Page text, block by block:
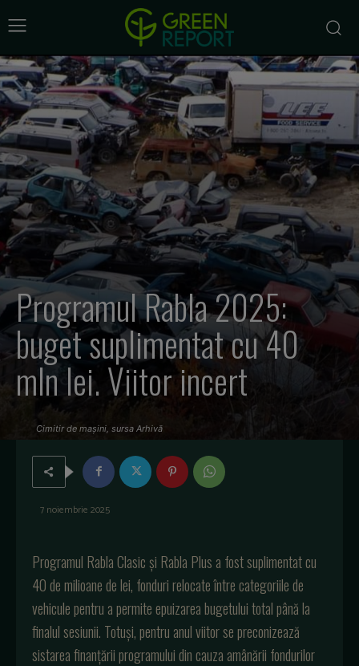
Programul Rabla 2025:
buget suplimentat cu 40
mln lei. Viitor incert
Cimitir de mașini, sursa Arhivă
7 noiembrie 2025
Programul Rabla Clasic și Rabla Plus a fost suplimentat cu
40 de milioane de lei, fonduri relocate între categoriile de
vehicule pentru a permite epuizarea bugetului total până la
finalul sesiunii. Totuși, pentru anul viitor se preconizează
sistarea finanțării programului din cauza amânării fondurilor